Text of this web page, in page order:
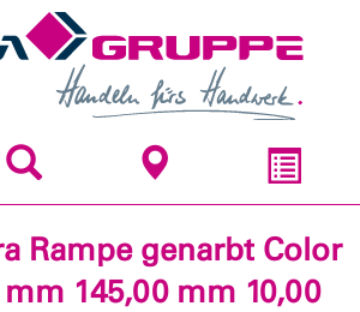
Rampe genarbt Color
mm 145,00 mm 10,00